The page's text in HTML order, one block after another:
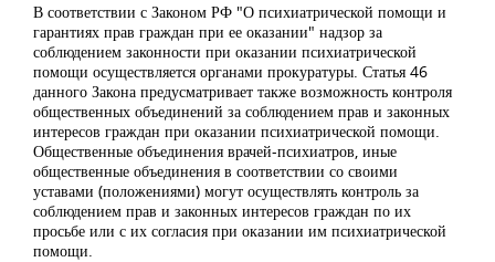
В соответствии с Законом РФ "О психиатрической помощи и
гарантиях прав граждан при ее оказании" надзор за
соблюдением законности при оказании психиатрической
помощи осуществляется органами прокуратуры. Статья 46
данного Закона предусматривает также возможность контроля
общественных объединений за соблюдением прав и законных
интересов граждан при оказании психиатрической помощи.
Общественные объединения врачей-психиатров, иные
общественные объединения в соответствии со своими
уставами (положениями) могут осуществлять контроль за
соблюдением прав и законных интересов граждан по их
просьбе или с их согласия при оказании им психиатрической
помощи.